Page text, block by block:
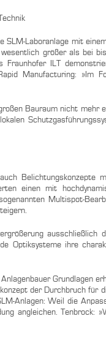
SLM-Laboranlage mit
größer als bei
Fraunhofer ILT
Manufacturing: »Im
Bauraum nicht
Belichtungskonzepte
einen mit
Multispot-
Optiksysteme ihre
Grundlagen
der Durchbruch für
Anlagen: Weil die
angleichen. Tenbrock: